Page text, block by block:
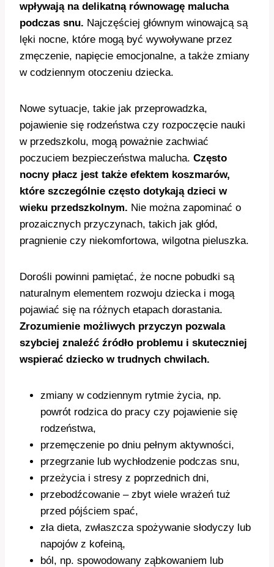
wpływają na delikatną równowagę malucha
podczas snu. Najczęściej głównym winowajcą są
lęki nocne, które mogą być wywoływane przez
zmęczenie, napięcie emocjonalne, a także zmiany
w codziennym otoczeniu dziecka.
Nowe sytuacje, takie jak przeprowadzka,
pojawienie się rodzeństwa czy rozpoczęcie nauki
w przedszkolu, mogą poważnie zachwiać
poczuciem bezpieczeństwa malucha. Często
nocny płacz jest także efektem koszmarów,
które szczególnie często dotykają dzieci w
wieku przedszkolnym. Nie można zapominać o
prozaicznych przyczynach, takich jak głód,
pragnienie czy niekomfortowa, wilgotna pieluszka.
Dorośli powinni pamiętać, że nocne pobudki są
naturalnym elementem rozwoju dziecka i mogą
pojawiać się na różnych etapach dorastania.
Zrozumienie możliwych przyczyn pozwala
szybciej znaleźć źródło problemu i skuteczniej
wspierać dziecko w trudnych chwilach.
zmiany w codziennym rytmie życia, np.
powrót rodzica do pracy czy pojawienie się
rodzeństwa,
przemęczenie po dniu pełnym aktywności,
przegrzanie lub wychłodzenie podczas snu,
przeżycia i stresy z poprzednich dni,
przebodźcowanie – zbyt wiele wrażeń tuż
przed pójściem spać,
zła dieta, zwłaszcza spożywanie słodyczy lub
napojów z kofeiną,
ból, np. spowodowany ząbkowaniem lub